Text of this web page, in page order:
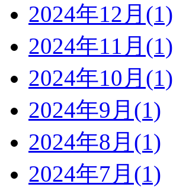
2024年12月(1)
2024年11月(1)
2024年10月(1)
2024年9月(1)
2024年8月(1)
2024年7月(1)